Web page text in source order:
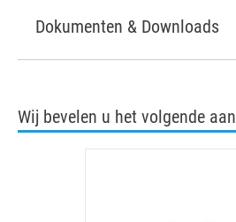
Dokumenten & Downloads
Wij bevelen u het volgende aan